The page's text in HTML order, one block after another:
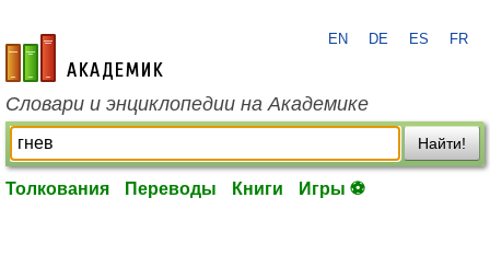
academic.ru
EN DE ES FR
Словари и энциклопедии на Академике
Найти!
Толкования Переводы Книги Игры ⚽